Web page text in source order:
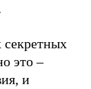
секретных
это –
и